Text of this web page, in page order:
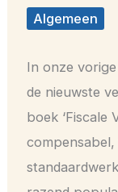
Algemeen
In onze
de nieuwste
boek ‘Fiscale
compensabel,